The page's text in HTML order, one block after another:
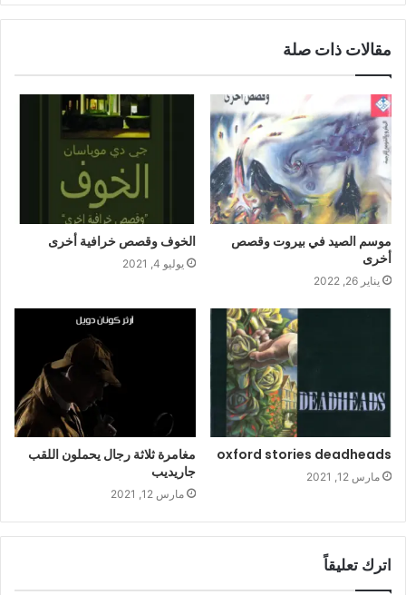
مقالات ذات صلة
موسم الصيد في بيروت وقصص
أخرى
يناير 26, 2022
الخوف وقصص خرافية أخرى
يوليو 4, 2021
oxford stories deadheads
مارس 12, 2021
مغامرة ثلاثة رجال يحملون اللقب
جاريديب
مارس 12, 2021
اترك تعليقاً